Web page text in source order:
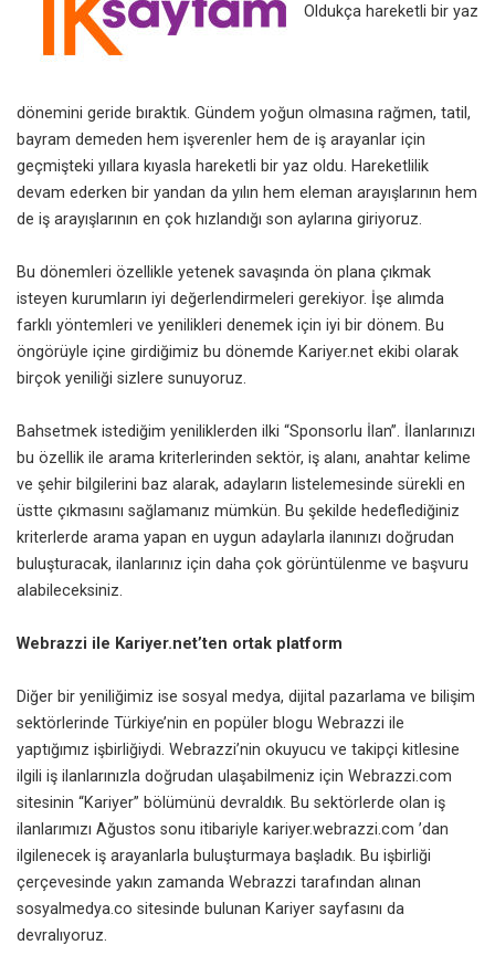
Oldukça hareketli bir yaz
dönemini geride bıraktık. Gündem yoğun olmasına rağmen, tatil,
bayram demeden hem işverenler hem de iş arayanlar için
geçmişteki yıllara kıyasla hareketli bir yaz oldu. Hareketlilik
devam ederken bir yandan da yılın hem eleman arayışlarının hem
de iş arayışlarının en çok hızlandığı son aylarına giriyoruz.
Bu dönemleri özellikle yetenek savaşında ön plana çıkmak
isteyen kurumların iyi değerlendirmeleri gerekiyor. İşe alımda
farklı yöntemleri ve yenilikleri denemek için iyi bir dönem. Bu
öngörüyle içine girdiğimiz bu dönemde Kariyer.net ekibi olarak
birçok yeniliği sizlere sunuyoruz.
Bahsetmek istediğim yeniliklerden ilki “Sponsorlu İlan”. İlanlarınızı
bu özellik ile arama kriterlerinden sektör, iş alanı, anahtar kelime
ve şehir bilgilerini baz alarak, adayların listelemesinde sürekli en
üstte çıkmasını sağlamanız mümkün. Bu şekilde hedeflediğiniz
kriterlerde arama yapan en uygun adaylarla ilanınızı doğrudan
buluşturacak, ilanlarınız için daha çok görüntülenme ve başvuru
alabileceksiniz.
Webrazzi ile Kariyer.net’ten ortak platform
Diğer bir yeniliğimiz ise sosyal medya, dijital pazarlama ve bilişim
sektörlerinde Türkiye’nin en popüler blogu Webrazzi ile
yaptığımız işbirliğiydi. Webrazzi’nin okuyucu ve takipçi kitlesine
ilgili iş ilanlarınızla doğrudan ulaşabilmeniz için Webrazzi.com
sitesinin “Kariyer” bölümünü devraldık. Bu sektörlerde olan iş
ilanlarımızı Ağustos sonu itibariyle kariyer.webrazzi.com ’dan
ilgilenecek iş arayanlarla buluşturmaya başladık. Bu işbirliği
çerçevesinde yakın zamanda Webrazzi tarafından alınan
sosyalmedya.co sitesinde bulunan Kariyer sayfasını da
devralıyoruz.